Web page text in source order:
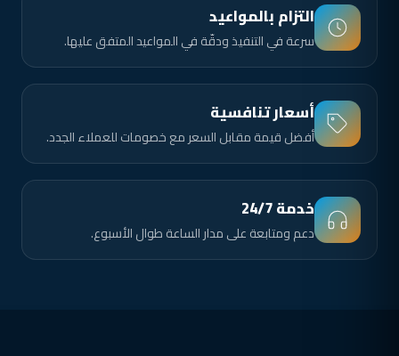
التزام بالمواعيد
سرعة في التنفيذ ودقّة في المواعيد المتفق عليها.
أسعار تنافسية
أفضل قيمة مقابل السعر مع خصومات للعملاء الجدد.
خدمة 24/7
دعم ومتابعة على مدار الساعة طوال الأسبوع.